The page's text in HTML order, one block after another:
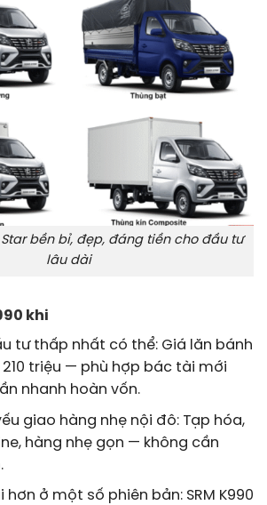
Star bền bỉ, đẹp, đáng tiền cho đầu tư
lâu dài
khi
tư thấp nhất có thể: Giá lăn bánh
triệu — phù hợp bác tài mới
nhanh hoàn vốn.
giao hàng nhẹ nội đô: Tạp hóa,
hàng nhẹ gọn — không cần
ở một số phiên bản: SRM K990